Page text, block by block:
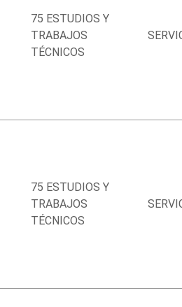
75 ESTUDIOS Y
TRABAJOS
TÉCNICOS
75 ESTUDIOS Y
TRABAJOS
TÉCNICOS